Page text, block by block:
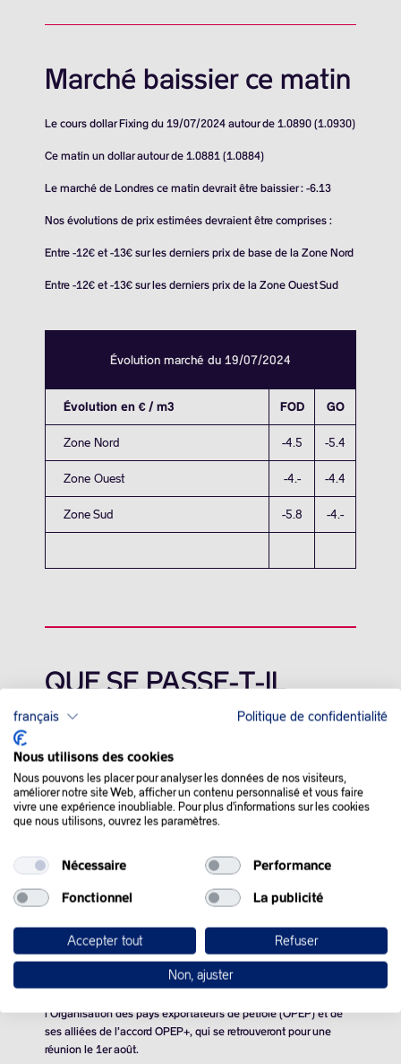
Marché baissier ce matin
Le cours dollar Fixing du 19/07/2024 autour de 1.0890 (1.0930)
Ce matin un dollar autour de 1.0881 (1.0884)
Le marché de Londres ce matin devrait être baissier : -6.13
Nos évolutions de prix estimées devraient être comprises :
Entre -12€ et -13€ sur les derniers prix de base de la Zone Nord
Entre -12€ et -13€ sur les derniers prix de la Zone Ouest Sud
Évolution marché du 19/07/2024
Évolution en € / m3 FOD GO
Zone Nord -4.5 -5.4
Zone Ouest -4.- -4.4
Zone Sud -5.8 -4.-
QUE SE PASSE-T-IL
DANS LE MONDE :
Les cours du pétrole ont chuté vendredi, victimes d’un
mouvement d’aversion pour le risque et de doutes sur la
trajectoire économique de la Chine.
premiers mois de l’année.
En outre, lors d’une importante réunion du comité central du
Parti communiste chinois (PCC), cette semaine, les dirigeants
du pays ont dit leur volonté de soutenir la consommation, mais
sans annoncer de décisions concrètes.
l’Organisation des pays exportateurs de pétrole (OPEP) et de
ses alliées de l’accord OPEP+, qui se retrouveront pour une
réunion le 1er août.
français Politique de confidentialité
Nous utilisons des cookies
Nous pouvons les placer pour analyser les données de nos visiteurs,
améliorer notre site Web, afficher un contenu personnalisé et vous faire
vivre une expérience inoubliable. Pour plus d'informations sur les cookies
que nous utilisons, ouvrez les paramètres.
Nécessaire Performance
Fonctionnel La publicité
Accepter tout Refuser
Non, ajuster